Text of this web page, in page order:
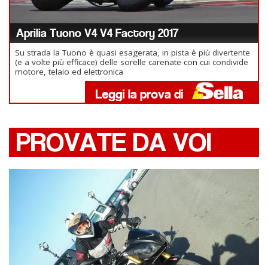
Aprilia Tuono V4 V4 Factory 2017
Su strada la Tuono è quasi esagerata, in pista è più divertente
(e a volte più efficace) delle sorelle carenate con cui condivide
motore, telaio ed elettronica
PROVATE DA VOI